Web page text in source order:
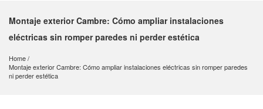
Montaje exterior Cambre: Cómo ampliar instalaciones
eléctricas sin romper paredes ni perder estética
Home
Montaje exterior Cambre: Cómo ampliar instalaciones eléctricas sin romper paredes
ni perder estética